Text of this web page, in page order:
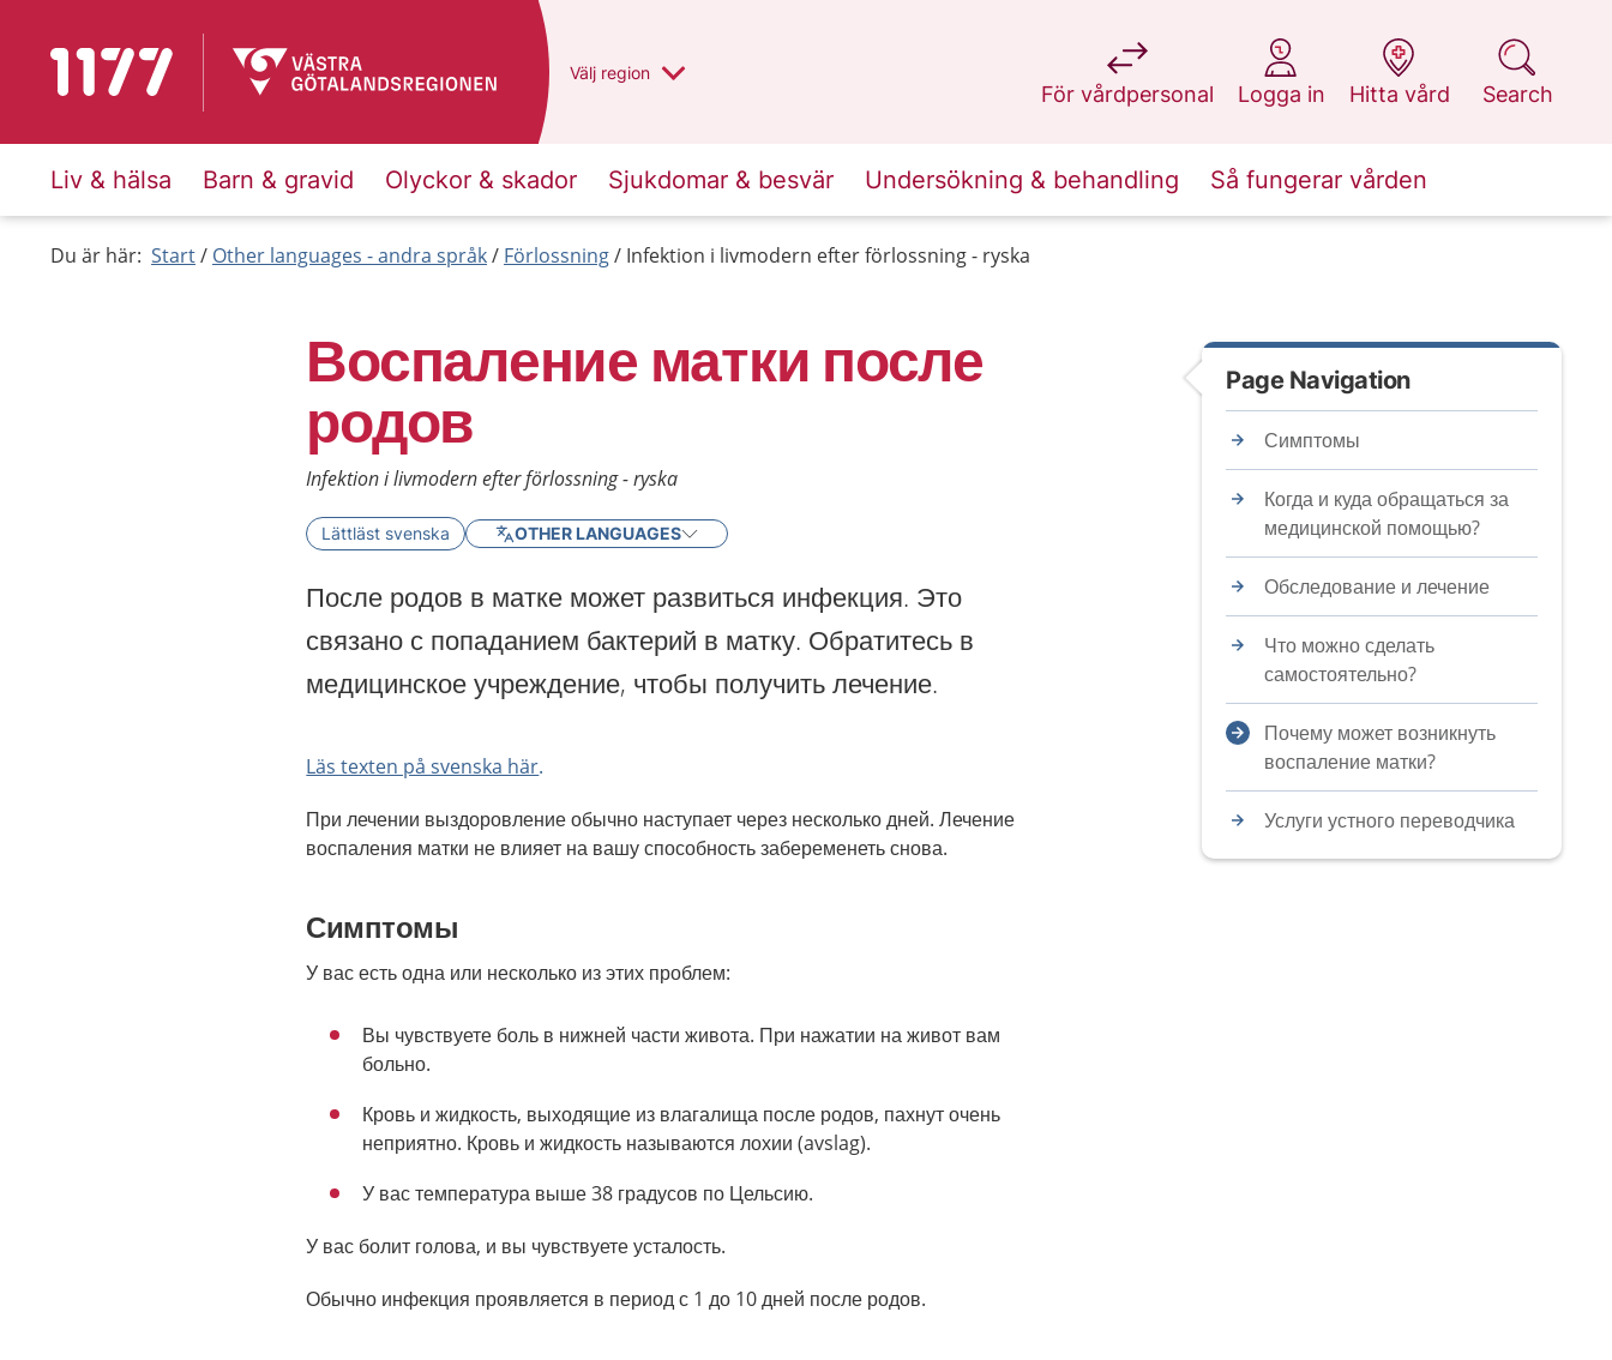
To start page for 1177 Du har valt region
Välj en annan
region
För vårdpersonal
at 1177.se
Logga in
at 1177.se
Hitta vård
at 1177.se
Search
at 1177.se
Liv & hälsa Barn & gravid Olyckor & skador Sjukdomar & besvär Undersökning & behandling Så fungerar vården
Du är här: Start Other languages - andra språk Förlossning Infektion i livmodern efter förlossning - ryska
Воспаление матки после
родов
Infektion i livmodern efter förlossning - ryska
Lättläst svenska OTHER LANGUAGES
После родов в матке может развиться инфекция. Это
связано с попаданием бактерий в матку. Обратитесь в
медицинское учреждение, чтобы получить лечение.
Läs texten på svenska här.
При лечении выздоровление обычно наступает через несколько дней. Лечение
воспаления матки не влияет на вашу способность забеременеть снова.
Симптомы
У вас есть одна или несколько из этих проблем:
Вы чувствуете боль в нижней части живота. При нажатии на живот вам
больно.
Кровь и жидкость, выходящие из влагалища после родов, пахнут очень
неприятно. Кровь и жидкость называются лохии (avslag).
У вас температура выше 38 градусов по Цельсию.
У вас болит голова, и вы чувствуете усталость.
Обычно инфекция проявляется в период с 1 до 10 дней после родов.
Page Navigation
Симптомы
Когда и куда обращаться за
медицинской помощью?
Обследование и лечение
Что можно сделать
самостоятельно?
Почему может возникнуть
воспаление матки?
Услуги устного переводчика